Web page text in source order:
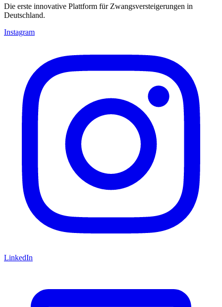
Die erste innovative Plattform für Zwangsversteigerungen in
Deutschland.
Instagram
LinkedIn